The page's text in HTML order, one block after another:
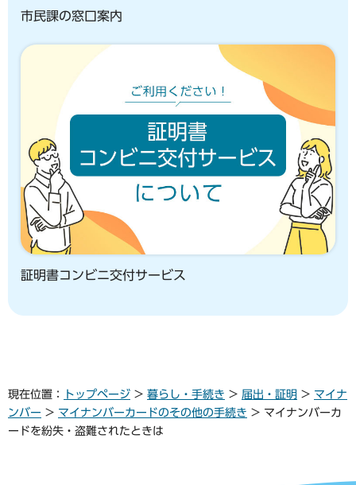
市民課の窓口案内
証明書コンビニ交付サービス
現在位置： トップページ > 暮らし・手続き > 届出・証明 > マイナ
ンバー > マイナンバーカードのその他の手続き > マイナンバーカ
ードを紛失・盗難されたときは